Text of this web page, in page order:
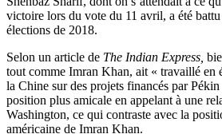
victoire lors du vote du 11 avril, a été
élections de 2018.
Selon un article de The Indian Express,
tout comme Imran Khan, ait « travaillé en
la Chine sur des projets financés par
position plus amicale en appelant à une
Washington, ce qui contraste avec la
américaine de Imran Khan.